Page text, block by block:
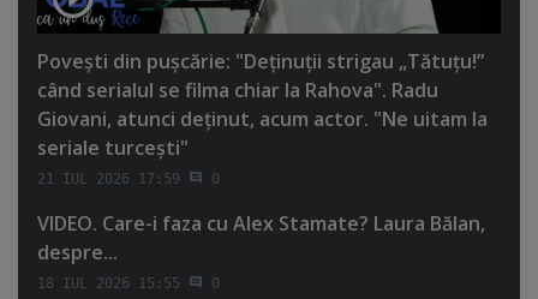
Poveşti din puşcărie: "Deţinuţii strigau „Tătuţu!”
când serialul se filma chiar la Rahova". Radu
Giovani, atunci deţinut, acum actor. "Ne uitam la
seriale turceşti"
21 IUL 2026 17:59 0
VIDEO. Care-i faza cu Alex Stamate? Laura Bălan,
despre...
18 IUL 2026 15:55 0